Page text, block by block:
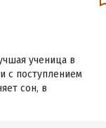
ученица в
с поступлением
сон, в